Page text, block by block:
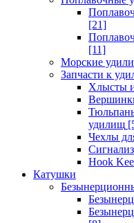
[21]
[11]
Морские
Запчасти к
Хлысты
удилищ
Чехлы
Hook
Катушки